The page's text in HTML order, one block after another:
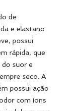
de
e elastano
possui
rápida, que
suor e
seco. A
possui ação
com íons